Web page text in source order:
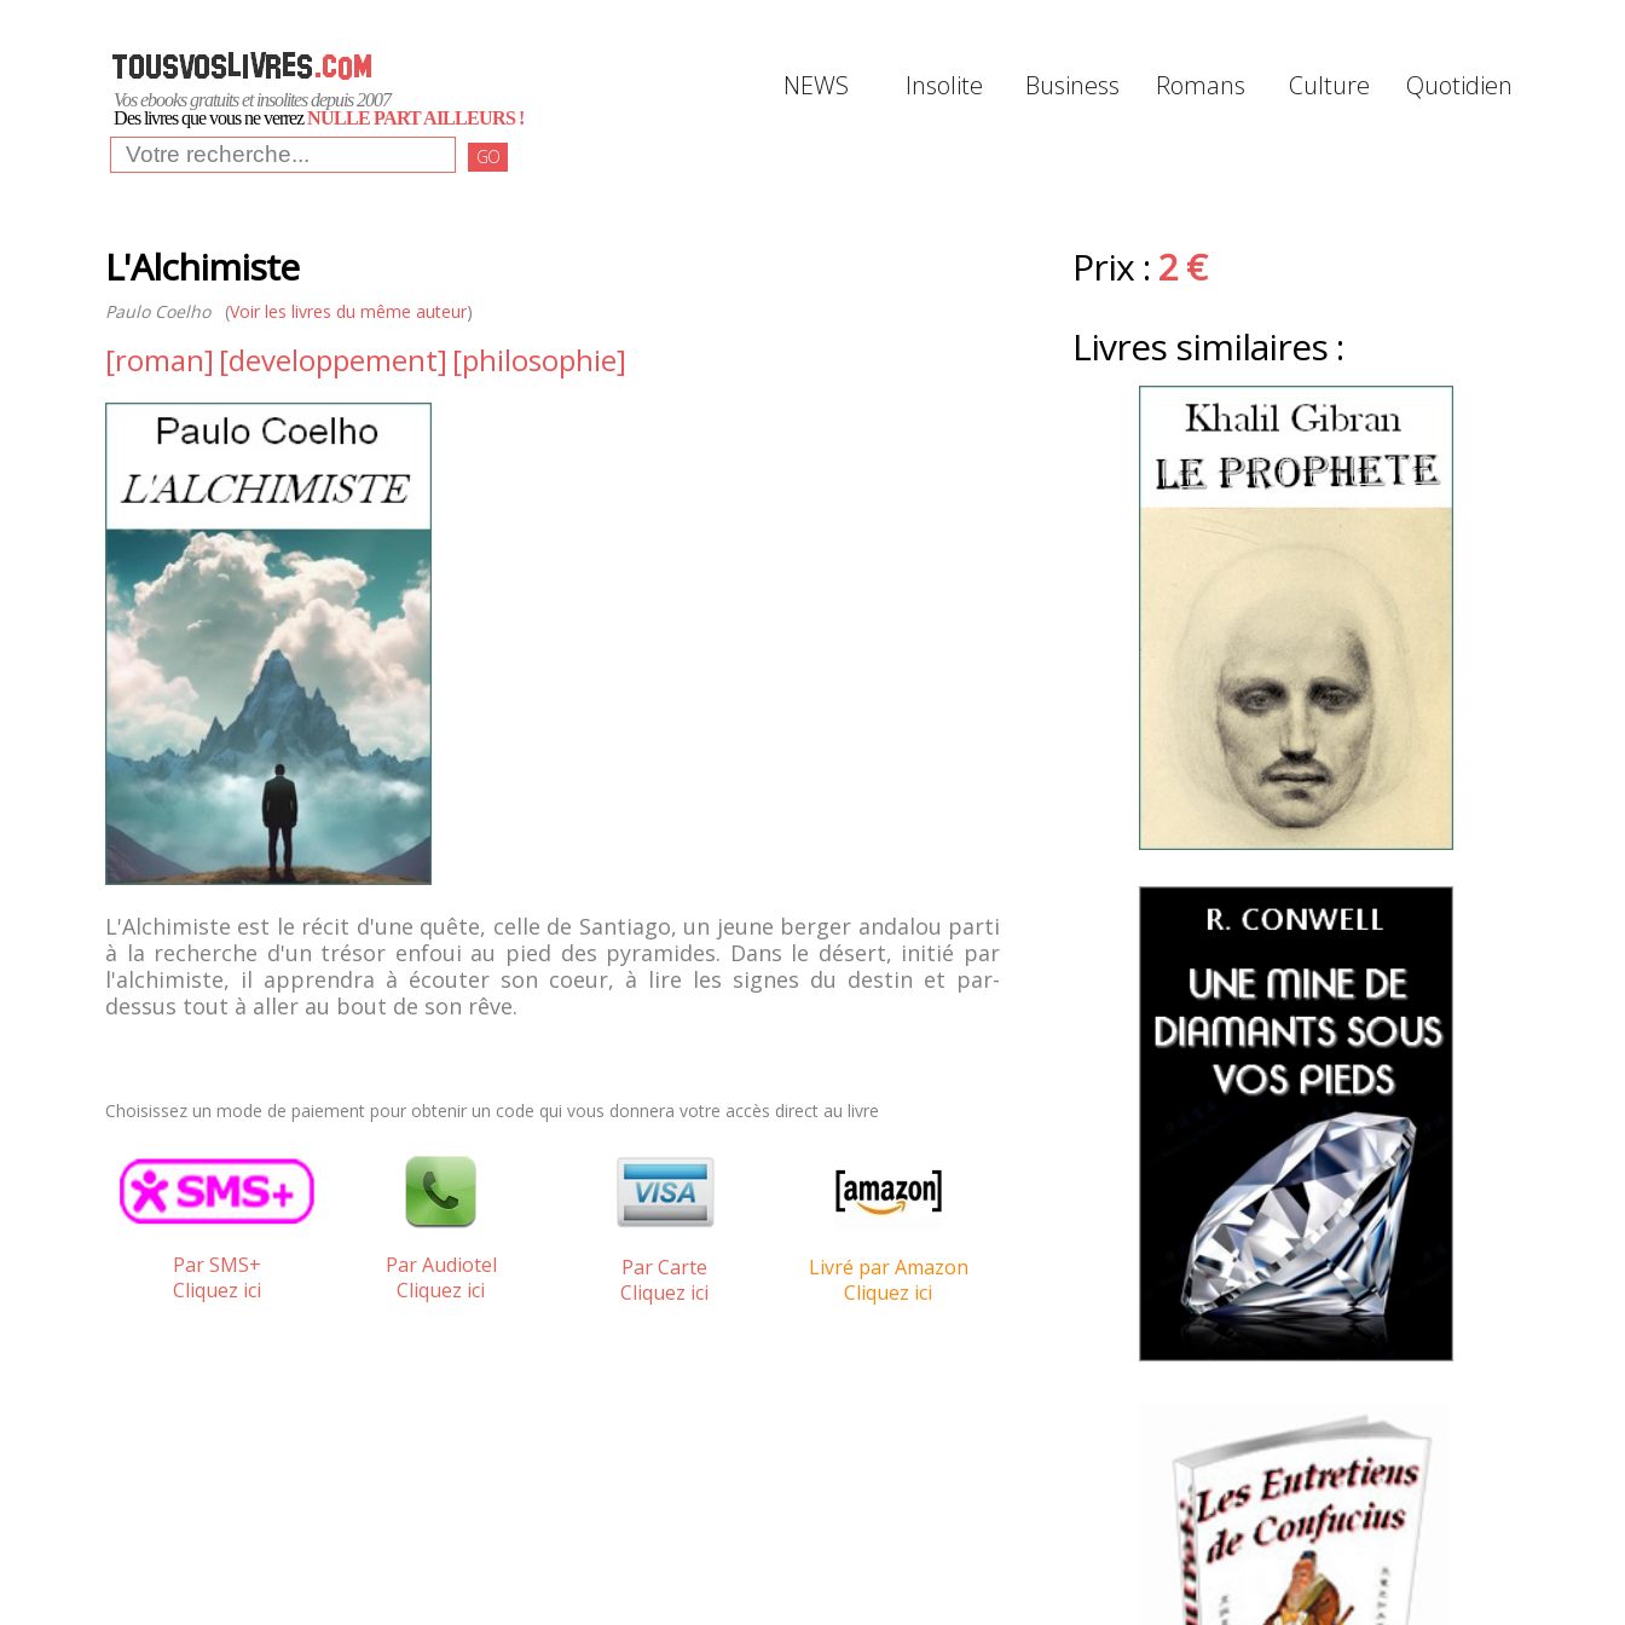
Vos ebooks gratuits et insolites depuis 2007
Des livres que vous ne verrezNULLE PART AILLEURS !
GO
NEWS Insolite Business Romans Culture Quotidien
L'Alchimiste
Paulo Coelho(Voir les livres du même auteur)
[roman] [developpement] [philosophie]
L'Alchimiste est le récit d'une quête, celle de Santiago, un jeune berger andalou parti
à la recherche d'un trésor enfoui au pied des pyramides. Dans le désert, initié par
l'alchimiste, il apprendra à écouter son coeur, à lire les signes du destin et par-
dessus tout à aller au bout de son rêve.
Choisissez un mode de paiement pour obtenir un code qui vous donnera votre accès direct au livre
Par SMS+
Cliquez ici
Par Audiotel
Cliquez ici
Par Carte
Cliquez ici
Livré par Amazon
Cliquez ici
Prix : 2 €
Livres similaires :